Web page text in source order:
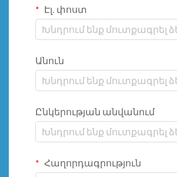
Էլ. փոստ
Անուն
Ընկերության անվանում
Հաղորդագրություն